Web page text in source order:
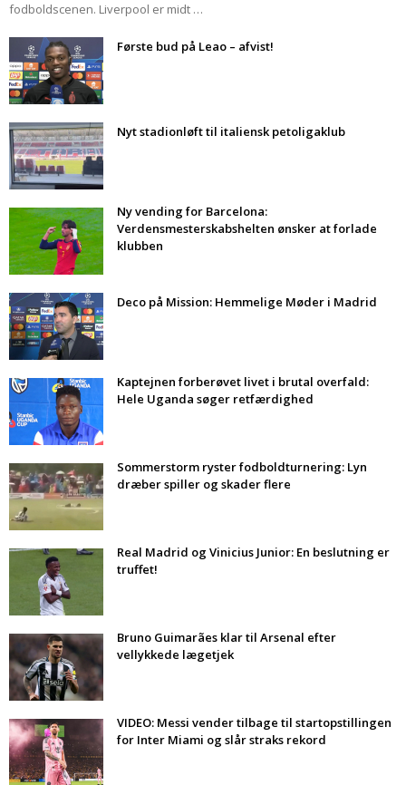
fodboldscenen. Liverpool er midt …
Første bud på Leao – afvist!
Nyt stadionløft til italiensk petoligaklub
Ny vending for Barcelona:
Verdensmesterskabshelten ønsker at forlade
klubben
Deco på Mission: Hemmelige Møder i Madrid
Kaptejnen forberøvet livet i brutal overfald:
Hele Uganda søger retfærdighed
Sommerstorm ryster fodboldturnering: Lyn
dræber spiller og skader flere
Real Madrid og Vinicius Junior: En beslutning er
truffet!
Bruno Guimarães klar til Arsenal efter
vellykkede lægetjek
VIDEO: Messi vender tilbage til startopstillingen
for Inter Miami og slår straks rekord